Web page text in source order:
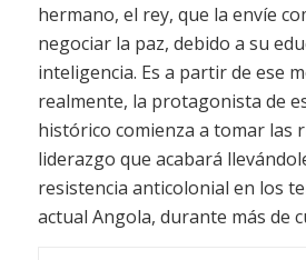
hermano, el rey, que la envíe
negociar la paz, debido a su
inteligencia. Es a partir de ese
realmente, la protagonista de
histórico comienza a tomar las
liderazgo que acabará
resistencia anticolonial en los
actual Angola, durante más de